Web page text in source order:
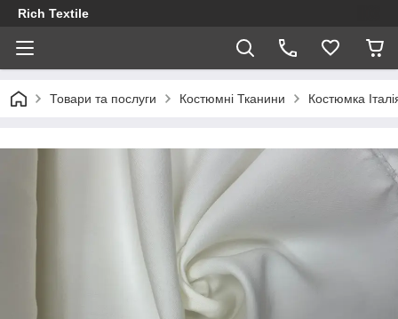
Rich Textile
Товари та послуги Костюмні Тканини Костюмка